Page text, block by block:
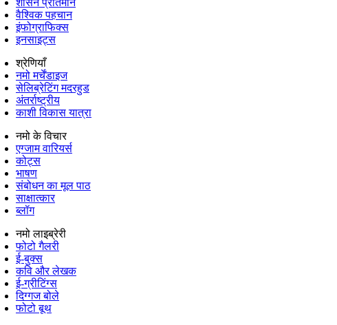
शासन प्रतिमान
वैश्विक पहचान
इंफोग्राफिक्स
इनसाइट्स
श्रेणियाँ
नमो मर्चेंडाइज
सेलिब्रेटिंग मदरहुड
अंतर्राष्‍ट्रीय
काशी विकास यात्रा
नमो के विचार
एग्जाम वारियर्स
कोट्स
भाषण
संबोधन का मूल पाठ
साक्षात्कार
ब्लॉग
नमो लाइब्रेरी
फोटो गैलरी
ई-बुक्स
कवि और लेखक
ई-ग्रीटिंग्स
दिग्गज बोले
फोटो बूथ